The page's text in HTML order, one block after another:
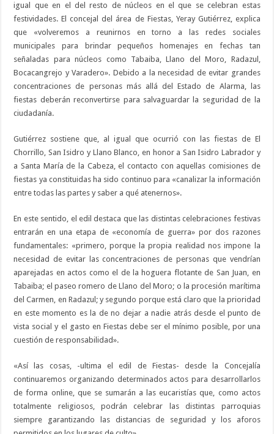
igual que en el del resto de núcleos en el que se celebran estas
festividades. El concejal del área de Fiestas, Yeray Gutiérrez, explica
que «volveremos a reunirnos en torno a las redes sociales
municipales para brindar pequeños homenajes en fechas tan
señaladas para núcleos como Tabaiba, Llano del Moro, Radazul,
Bocacangrejo y Varadero». Debido a la necesidad de evitar grandes
concentraciones de personas más allá del Estado de Alarma, las
fiestas deberán reconvertirse para salvaguardar la seguridad de la
ciudadanía.
Gutiérrez sostiene que, al igual que ocurrió con las fiestas de El
Chorrillo, San Isidro y Llano Blanco, en honor a San Isidro Labrador y
a Santa María de la Cabeza, el contacto con aquellas comisiones de
fiestas ya constituidas ha sido continuo para «canalizar la información
entre todas las partes y saber a qué atenernos».
En este sentido, el edil destaca que las distintas celebraciones festivas
entrarán en una etapa de «economía de guerra» por dos razones
fundamentales: «primero, porque la propia realidad nos impone la
necesidad de evitar las concentraciones de personas que vendrían
aparejadas en actos como el de la hoguera flotante de San Juan, en
Tabaiba; el paseo romero de Llano del Moro; o la procesión marítima
del Carmen, en Radazul; y segundo porque está claro que la prioridad
en este momento es la de no dejar a nadie atrás desde el punto de
vista social y el gasto en Fiestas debe ser el mínimo posible, por una
cuestión de responsabilidad».
«Así las cosas, -ultima el edil de Fiestas- desde la Concejalía
continuaremos organizando determinados actos para desarrollarlos
de forma online, que se sumarán a las eucaristías que, como actos
totalmente religiosos, podrán celebrar las distintas parroquias
siempre garantizando las distancias de seguridad y los aforos